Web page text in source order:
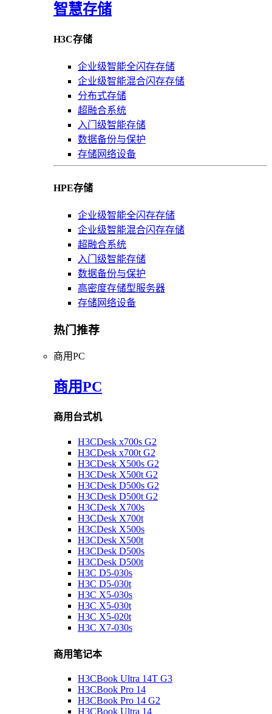
智慧存储
H3C存储
企业级智能全闪存存储
企业级智能混合闪存存储
分布式存储
超融合系统
入门级智能存储
数据备份与保护
存储网络设备
HPE存储
企业级智能全闪存存储
企业级智能混合闪存存储
超融合系统
入门级智能存储
数据备份与保护
高密度存储型服务器
存储网络设备
热门推荐
商用PC
商用PC
商用台式机
H3CDesk x700s G2
H3CDesk x700t G2
H3CDesk X500s G2
H3CDesk X500t G2
H3CDesk D500s G2
H3CDesk D500t G2
H3CDesk X700s
H3CDesk X700t
H3CDesk X500s
H3CDesk X500t
H3CDesk D500s
H3CDesk D500t
H3C D5-030s
H3C D5-030t
H3C X5-030s
H3C X5-030t
H3C X5-020t
H3C X7-030s
商用笔记本
H3CBook Ultra 14T G3
H3CBook Pro 14
H3CBook Pro 14 G2
H3CBook Ultra 14